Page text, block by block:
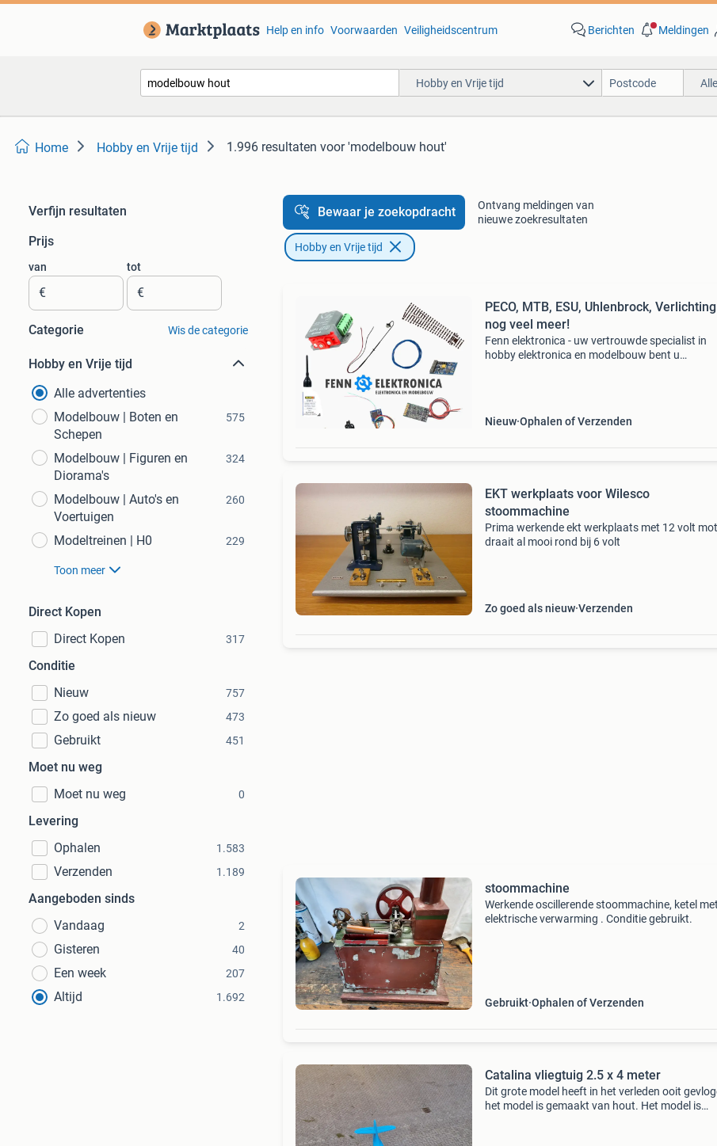
Help en info Voorwaarden Veiligheidscentrum Berichten Meldingen
Hobby en Vrije tijd
Home Hobby en Vrije tijd 1.996 resultaten voor 'modelbouw hout'
Verfijn resultaten
Prijs
van
€
tot
€
Categorie Wis de categorie
Hobby en Vrije tijd
Alle advertenties
Modelbouw | Boten en
Schepen
575
Modelbouw | Figuren en
Diorama's
324
Modelbouw | Auto's en
Voertuigen
260
Modeltreinen | H0 229
Toon meer
Direct Kopen
Direct Kopen
317
Conditie
Nieuw
757
Zo goed als nieuw 473
Gebruikt 451
Moet nu weg
Moet nu weg
0
Levering
Ophalen
1.583
Verzenden 1.189
Aangeboden sinds
Vandaag
2
Gisteren 40
Een week 207
Altijd 1.692
Bewaar je zoekopdracht
Ontvang meldingen van
nieuwe zoekresultaten
Hobby en Vrije tijd
PECO, MTB, ESU, Uhlenbrock,
nog veel meer!
Fenn elektronica - uw vertrouwde specialist in
hobby elektronica en modelbouw bent u
Nieuw Ophalen of Verzenden
EKT werkplaats voor Wilesco
stoommachine
Prima werkende ekt werkplaats met 12 volt
draait al mooi rond bij 6 volt
Zo goed als nieuw Verzenden
stoommachine
Werkende oscillerende stoommachine, ketel met
elektrische verwarming . Conditie gebruikt.
Gebruikt Ophalen of Verzenden
Catalina vliegtuig 2.5 x 4 meter
Dit grote model heeft in het verleden ooit
het model is gemaakt van hout. Het model is